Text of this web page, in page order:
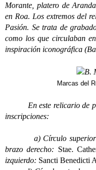
Morante, platero de
en Roa. Los extremos del
Pasión. Se trata de
como los que circulaban
inspiración iconográfica
Marcas del
En este relicario de
inscripciones:
a) Círculo
brazo derecho: Stae.
izquierdo: Sancti Benedicti